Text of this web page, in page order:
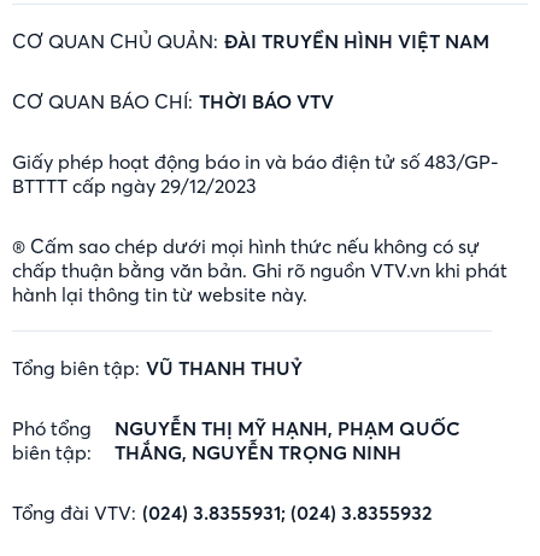
CƠ QUAN CHỦ QUẢN: ĐÀI TRUYỀN HÌNH VIỆT NAM
CƠ QUAN BÁO CHÍ: THỜI BÁO VTV
Giấy phép hoạt động báo in và báo điện tử số 483/GP-
BTTTT cấp ngày 29/12/2023
® Cấm sao chép dưới mọi hình thức nếu không có sự
chấp thuận bằng văn bản. Ghi rõ nguồn VTV.vn khi phát
hành lại thông tin từ website này.
Tổng biên tập: VŨ THANH THUỶ
Phó tổng
biên tập:
NGUYỄN THỊ MỸ HẠNH, PHẠM QUỐC
THẮNG, NGUYỄN TRỌNG NINH
Tổng đài VTV: (024) 3.8355931; (024) 3.8355932